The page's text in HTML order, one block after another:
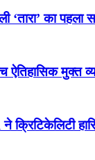
‘तारा’ का पहला
मुक्त